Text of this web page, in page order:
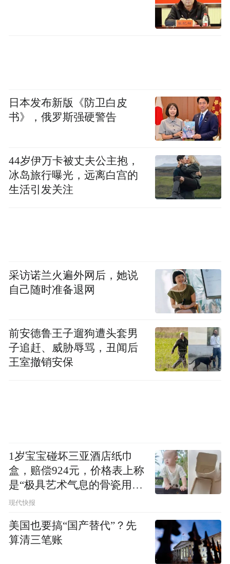
荣耀Magic V5的跨品牌互联互传功能也成为
大AI生态,覆盖智慧车联、家居等场景,也进一
步推动了AI 生态场景的构建。
刚刚开启IPO的荣耀,已经在AI上成功构建了
自己的领导力,荣耀Magic V5的首销表现也成
为其从技术拉力到市场转化能力的有力证
明。从品类市场来看,荣耀Magic V5首销的火
“特别声明：以上作品内容(包括在内的视频、图片或音
频)为凤凰网旗下自媒体平台“大风号”用户上传并发
Notice: The content above (including the videos,
pictures and audios if any) is uploaded and posted
by the user of Dafeng Hao, which is a social media
platform and merely provides information storage
日本发布新版《防卫白皮
书》，俄罗斯强硬警告
44岁伊万卡被丈夫公主抱，
冰岛旅行曝光，远离白宫的
生活引发关注
采访诺兰火遍外网后，她说
自己随时准备退网
前安德鲁王子遛狗遭头套男
子追赶、威胁辱骂，丑闻后
王室撤销安保
1岁宝宝碰坏三亚酒店纸巾
盒，赔偿924元，价格表上称
是“极具艺术气息的骨瓷用
品”
现代快报
美国也要搞“国产替代”？先
算清三笔账